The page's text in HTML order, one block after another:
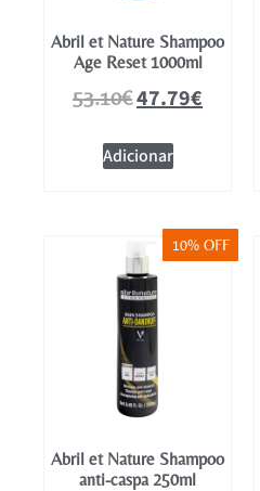
Abril et Nature Shampoo
Age Reset 1000ml
53.10€47.79€
Adicionar
10% OFF
Abril et Nature Shampoo
anti-caspa 250ml